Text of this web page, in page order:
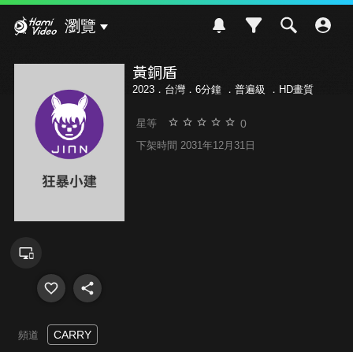
瀏覽
黃銅盾
2023．台灣．6分鐘 ． 普遍級 ．HD畫質
星等 0
下架時間 2031年12月31日
頻道 CARRY